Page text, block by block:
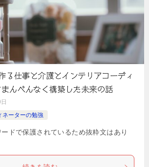
る仕事と介護とインテリアコーディ
んべんなく構築した未来の話
ネーターの勉強
ドで保護されているため抜粋文はあり